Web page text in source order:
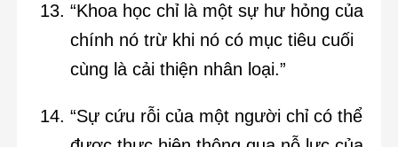
“Khoa học chỉ là một sự hư hỏng của
chính nó trừ khi nó có mục tiêu cuối
cùng là cải thiện nhân loại.”
“Sự cứu rỗi của một người chỉ có thể